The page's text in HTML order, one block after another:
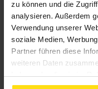
zu können und die
analysieren. Außerdem
Verwendung unserer
soziale Medien,
Partner führen diese
weiteren Daten
haben oder die sie im
gesammelt haben.
Empfehlung,Betreuung